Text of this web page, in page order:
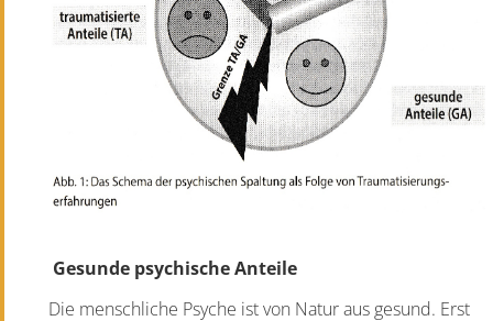
Gesunde psychische Anteile
Die menschliche Psyche ist von Natur aus gesund. Erst